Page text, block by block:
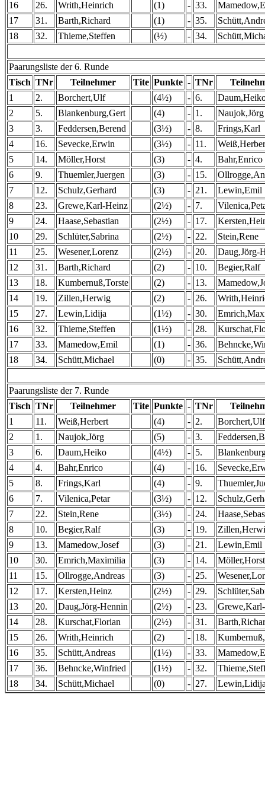
16 26. Writh,Heinrich (1) - 33.
17
31. Barth,Richard (1) - 35.
18
32. Thieme,Steffen (½) - 34.
Paarungsliste der 6. Runde
Tisch TNr Teilnehmer Tite Punkte - TNr
1
2. Borchert,Ulf (4½) - 6.
2
5. Blankenburg,Gert (4) - 1.
Naujok,Jörg
3
3. Feddersen,Berend (3½) - 8.
Frings,Karl
4
16. Sevecke,Erwin (3½) - 11.
5
14. Möller,Horst (3) - 4.
Bahr,Enrico
6
9. Thuemler,Juergen (3) - 15.
7
12. Schulz,Gerhard (3) - 21.
Lewin,Emil
8
23. Grewe,Karl-Heinz (2½) - 7.
9
24. Haase,Sebastian (2½) - 17.
10
29. Schlüter,Sabrina (2½) - 22.
Stein,Rene
11
25. Wesener,Lorenz (2½) - 20.
Daug,Jörg-
12
31. Barth,Richard (2) - 10.
Begier,Ralf
13
18. Kumbernuß,Torste (2) - 13.
14
19. Zillen,Herwig (2) - 26.
15
27. Lewin,Lidija (1½) - 30.
16
32. Thieme,Steffen (1½) - 28.
17
33. Mamedow,Emil (1) - 36.
18
34. Schütt,Michael (0) - 35.
Paarungsliste der 7. Runde
Tisch TNr Teilnehmer Tite Punkte - TNr
1
11. Weiß,Herbert (4) - 2.
Borchert,Ulf
2
1. Naujok,Jörg (5) - 3.
3
6. Daum,Heiko (4½) - 5.
4
4. Bahr,Enrico (4) - 16.
5
8. Frings,Karl (4) - 9.
6
7. Vilenica,Petar (3½) - 12.
7
22. Stein,Rene (3½) - 24.
8
10. Begier,Ralf (3) - 19.
9
13. Mamedow,Josef (3) - 21.
Lewin,Emil
10
30. Emrich,Maximilia (3) - 14.
Möller,Horst
11
15. Ollrogge,Andreas (3) - 25.
12
17. Kersten,Heinz (2½) - 29.
13
20. Daug,Jörg-Hennin (2½) - 23.
14
28. Kurschat,Florian (2½) - 31.
15
26. Writh,Heinrich (2) - 18.
16
35. Schütt,Andreas (1½) - 33.
17
36. Behncke,Winfried (1½) - 32.
18
34. Schütt,Michael (0) - 27.